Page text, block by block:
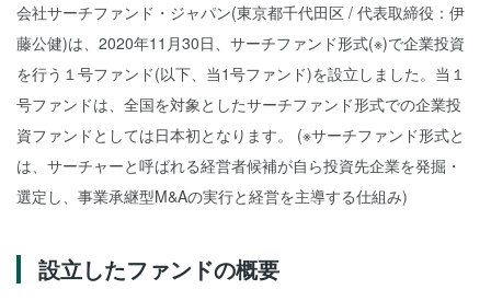
会社サーチファンド・ジャパン(東京都千代田区 / 代表取締役：伊
藤公健)は、2020年11月30日、サーチファンド形式(※)で企業投資
を行う１号ファンド(以下、当1号ファンド)を設立しました。当１
号ファンドは、全国を対象としたサーチファンド形式での企業投
資ファンドとしては日本初となります。 (※サーチファンド形式と
は、サーチャーと呼ばれる経営者候補が自ら投資先企業を発掘・
選定し、事業承継型M&Aの実行と経営を主導する仕組み)
設立したファンドの概要